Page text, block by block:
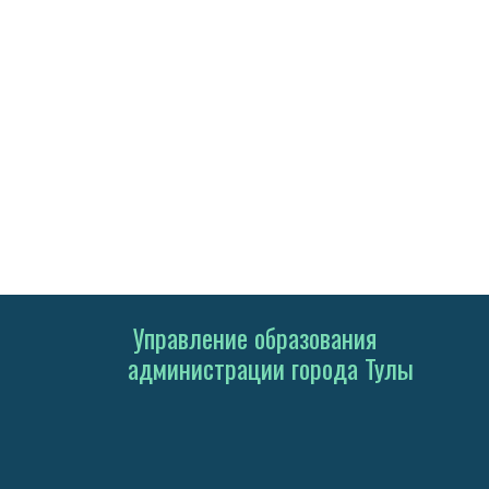
Управление образования
администрации города Тулы